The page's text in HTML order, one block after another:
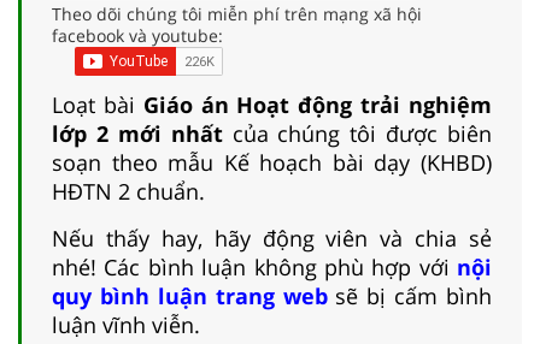
Theo dõi chúng tôi miễn phí trên mạng xã hội
facebook và youtube:
Loạt bài Giáo án Hoạt động trải nghiệm
lớp 2 mới nhấtcủa chúng tôi được biên
soạn theo mẫu Kế hoạch bài dạy (KHBD)
HĐTN 2 chuẩn.
Nếu thấy hay, hãy động viên và chia sẻ
nhé! Các bình luận không phù hợp với nội
quy bình luận trang websẽ bị cấm bình
luận vĩnh viễn.